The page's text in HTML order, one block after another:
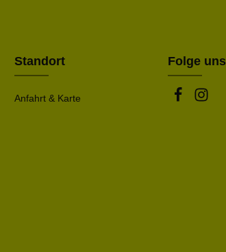
Standort
Anfahrt & Karte
Folge uns